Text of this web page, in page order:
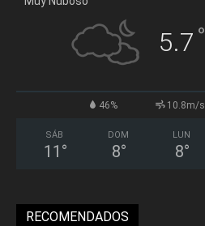
5.7 °
46% 10.8m/s
SÁB
11 °
DOM
8°
LUN
8°
RECOMENDADOS